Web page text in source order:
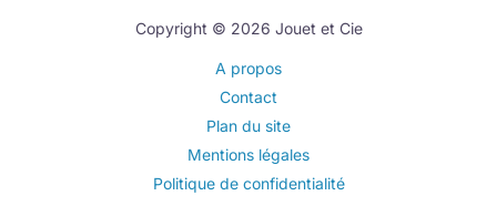
Copyright © 2026 Jouet et Cie
A propos
Contact
Plan du site
Mentions légales
Politique de confidentialité